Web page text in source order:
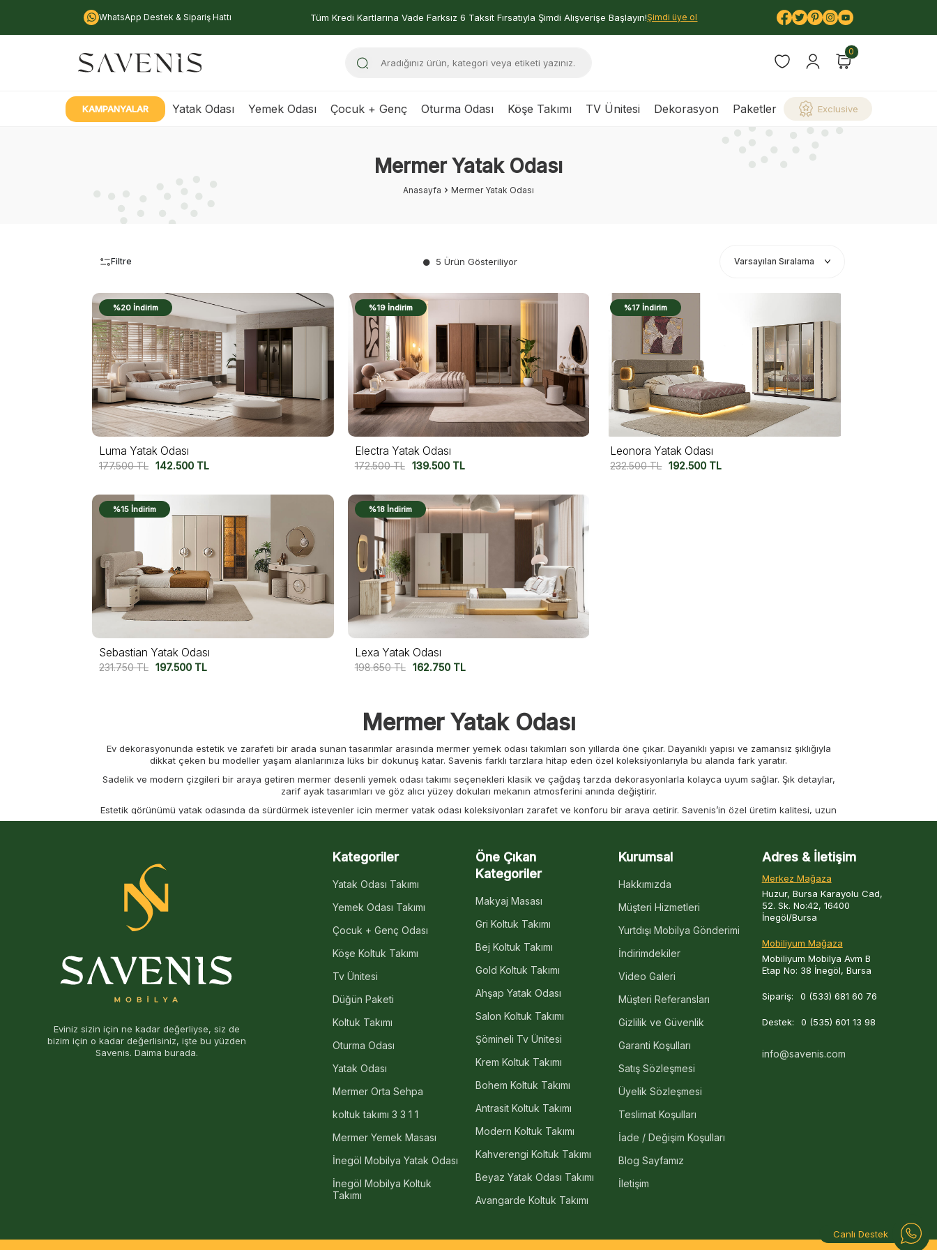
Canlı Destek
WhatsApp Destek & Sipariş Hattı Tüm Kredi Kartlarına Vade Farksız 6 Taksit Fırsatıyla Şimdi Alışverişe Başlayın!Şimdi üye ol
0
KAMPANYALAR Yatak Odası Yemek Odası Çocuk + Genç Oturma Odası Köşe Takımı TV Ünitesi Dekorasyon Paketler Exclusive
Mermer Yatak Odası
Anasayfa Mermer Yatak Odası
5 Ürün Gösteriliyor
Filtre
%20 İndirim
Luma Yatak Odası
177.500TL 142.500 TL
%19 İndirim
Electra Yatak Odası
172.500TL 139.500TL
%17 İndirim
Leonora Yatak Odası
232.500TL 192.500 TL
%15 İndirim
Sebastian Yatak Odası
231.750TL 197.500 TL
%18 İndirim
Lexa Yatak Odası
198.650TL 162.750TL
Mermer Yatak Odası
Ev dekorasyonunda estetik ve zarafeti bir arada sunan tasarımlar arasında mermer yemek odası takımları son yıllarda öne çıkar. Dayanıklı yapısı ve zamansız şıklığıyla
dikkat çeken bu modeller yaşam alanlarınıza lüks bir dokunuş katar. Savenis farklı tarzlara hitap eden özel koleksiyonlarıyla bu alanda fark yaratır.
Sadelik ve modern çizgileri bir araya getiren mermer desenli yemek odası takımı seçenekleri klasik ve çağdaş tarzda dekorasyonlarla kolayca uyum sağlar. Şık detaylar,
zarif ayak tasarımları ve göz alıcı yüzey dokuları mekanın atmosferini anında değiştirir.
Estetik görünümü yatak odasında da sürdürmek isteyenler için mermer yatak odası koleksiyonları zarafet ve konforu bir araya getirir. Savenis’in özel üretim kalitesi, uzun
ömürlü kullanım ve üstün malzeme dayanıklılığı ile birleşerek işlevsel ve göz alıcı bir yaşam alanı oluşturur.
Mermer Dokulu Yatak Odası Şıklığı
Evinizin en özel alanlarından biri olan yatak odasında sade ama etkileyici bir atmosfer yaratmak istiyorsanız mermer desenli yatak odası modellerini tercih edebilirsiniz.
Mermerin doğal asaletini modern detaylarla buluşturan bu tasarımlar yaşam alanınıza lüks ve dingin bir hava kazandırır.Lüks yatak odası takımları
tam size göre.
Savenis’in özenle tasarladığı mermer desenli
yatak odası takımlarıestetik görünümünün yanı sıra konfor ve işlevselliği de ön planda tutar. Geniş depolama alanları,
yumuşak hatlara sahip karyolalar ve zarif komodin detaylarıyla yatak odanızın karakterini tamamen değiştirir.
Modern ve Lüks Mermer Yatak Odası Takımları
Zarafet ve konforu bir araya getiren mermer görünümlü yatak odası takımı seçenekleri yaşam alanlarınıza modern bir dokunuş katar. Savenis’in özenle hazırladığı bu
koleksiyonlarda gardırop, komodin, bazalı veya bazasız yatak ve makyaj masası gibi parçalar, kusursuz işçilik ve estetik bir bütünlük içinde sunulur.
Kullanıcıların zevkine hitap eden mermer görünümlü yatak odası modelleri, avangarde, country, klasik ve modern tarzlarda tasarlanarak her dekorasyon anlayışına uyum
sağlar. Geniş renk yelpazesi sayesinde favori tonlarınızdan vazgeçmeden mekanınızda sofistike bir atmosfer oluşturabilirsiniz. Savenis imzasını taşıyan bu özel tasarımlar
sadece görünüm açısından değil uzun ömürlü kullanımı ile de dikkat çeker. Kaliteli malzeme yapısı ve şık detaylarıyla yatak odanızı estetik ve işlevsel bir alana dönüştürür.
İnegöl mobilya yatak odaları
Eviniz sizin için ne kadar değerliyse, siz de
bizim için o kadar değerlisiniz, işte bu yüzden
Savenis. Daima burada.
Kategoriler
Yatak Odası Takımı
Yemek Odası Takımı
Çocuk + Genç Odası
Köşe Koltuk Takımı
Tv Ünitesi
Düğün Paketi
Koltuk Takımı
Oturma Odası
Yatak Odası
Mermer Orta Sehpa
koltuk takımı 3 3 1 1
Mermer Yemek Masası
İnegöl Mobilya Yatak Odası
İnegöl Mobilya Koltuk
Takımı
Öne Çıkan
Kategoriler
Makyaj Masası
Gri Koltuk Takımı
Bej Koltuk Takımı
Gold Koltuk Takımı
Ahşap Yatak Odası
Salon Koltuk Takımı
Şömineli Tv Ünitesi
Krem Koltuk Takımı
Bohem Koltuk Takımı
Antrasit Koltuk Takımı
Modern Koltuk Takımı
Kahverengi Koltuk Takımı
Beyaz Yatak Odası Takımı
Avangarde Koltuk Takımı
Kurumsal
Hakkımızda
Müşteri Hizmetleri
Yurtdışı Mobilya Gönderimi
İndirimdekiler
Video Galeri
Müşteri Referansları
Gizlilik ve Güvenlik
Garanti Koşulları
Satış Sözleşmesi
Üyelik Sözleşmesi
Teslimat Koşulları
İade / Değişim Koşulları
Blog Sayfamız
İletişim
Adres & İletişim
Merkez Mağaza
Huzur, Bursa Karayolu Cad,
52. Sk. No:42, 16400
İnegöl/Bursa
Mobiliyum Mağaza
Mobiliyum Mobilya Avm B
Etap No: 38 İnegöl, Bursa
Sipariş: 0 (533) 681 60 76
Destek: 0 (535) 601 13 98
info@savenis.com